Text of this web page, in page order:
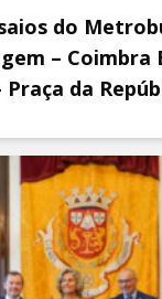
do
– Coimbra
da